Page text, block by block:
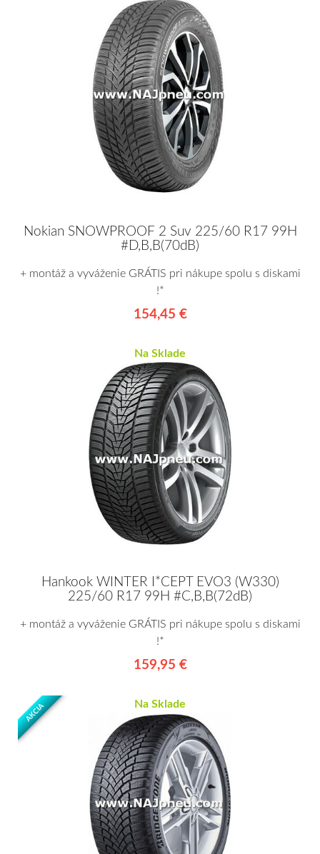
Nokian SNOWPROOF 2 Suv 225/60 R17 99H
#D,B,B(70dB)
+ montáž a vyváženie GRÁTIS pri nákupe spolu s diskami
!*
154,45 €
Na Sklade
Hankook WINTER I*CEPT EVO3 (W330)
225/60 R17 99H #C,B,B(72dB)
+ montáž a vyváženie GRÁTIS pri nákupe spolu s diskami
!*
159,95 €
AKCIA Na Sklade